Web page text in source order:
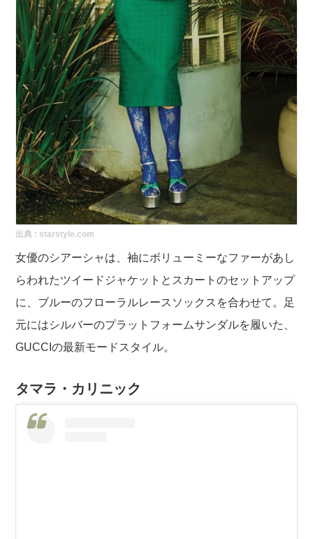
出典 : starstyle.com
女優のシアーシャは、袖にボリューミーなファーがあし
らわれたツイードジャケットとスカートのセットアップ
に、ブルーのフローラルレースソックスを合わせて。足
元にはシルバーのプラットフォームサンダルを履いた、
GUCCIの最新モードスタイル。
タマラ・カリニック